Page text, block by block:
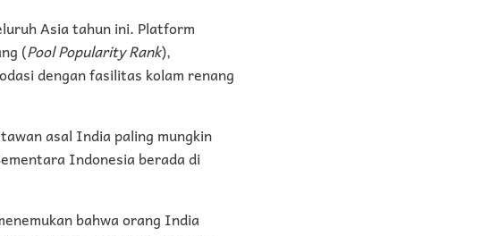
Asia tahun ini. Platform
(Pool Popularity Rank),
dengan fasilitas kolam renang
asal India paling mungkin
Indonesia berada di
bahwa orang India